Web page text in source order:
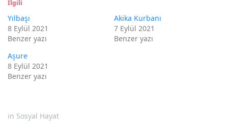
İlgili
Yılbaşı
8 Eylül 2021
Benzer yazı
Akika Kurbanı
7 Eylül 2021
Benzer yazı
Aşure
8 Eylül 2021
Benzer yazı
in Sosyal Hayat